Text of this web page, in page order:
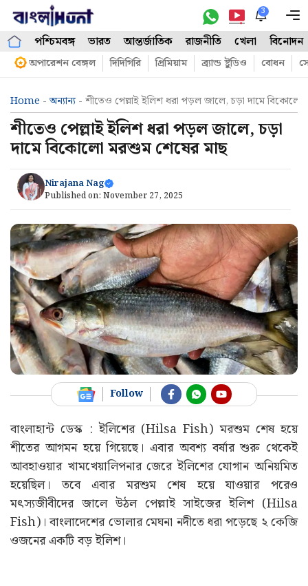
Skip
content
3
পশ্চিমবঙ্গ ভারত আন্তর্জাতিক রাজনীতি খেলা বিনোদন
অপারেশন বেঙ্গল দিদিগিরি প্রিমিয়াম ব্র্যান্ড ষ্টুডিও বোধন
Home -অন্যান্য- শীতেও পেল্লাই ইলিশ ধরা পড়ল জালে, চড়া দামে
শীতেও পেল্লাই ইলিশ ধরা পড়ল জালে, চড়া
দামে বিকোলো মরশুম শেষের মাছ
Nirajana Nag
Published on: November 27, 2025
Follow
বাংলাহান্ট ডেস্ক : ইলিশের (Hilsa Fish) মরশুম শেষ হয়ে
শীতের আগমন হয়ে গিয়েছে। এবার অবশ্য বর্ষার শুরু থেকেই
আবহাওয়ার খামখেয়ালিপনার জেরে ইলিশের যোগান অনিয়মিত
হয়েছিল। তবে এবার মরশুম শেষ হয়ে যাওয়ার পরেও
মৎস্যজীবীদের জালে উঠল পেল্লাই সাইজের ইলিশ (Hilsa
Fish)। বাংলাদেশের ভোলার মেঘনা নদীতে ধরা পড়েছে ২ কেজি
ওজনের একটি বড় ইলিশ।